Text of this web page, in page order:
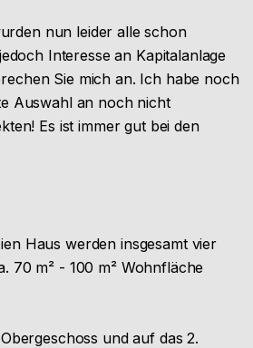
nun leider alle schon
Interesse an Kapitalanlage
Sie mich an. Ich habe noch
Auswahl an noch nicht
Es ist immer gut bei den
Haus werden insgesamt vier
70 m² - 100 m² Wohnfläche
und auf das 2.